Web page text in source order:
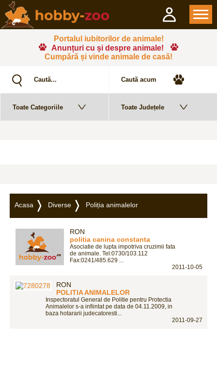
Portalul iubitorilor de animale!
Anunțuri cu și despre animale!
Cumpără și vinde animale de casă!
Acasa Diverse Poliția animalelor
RON
politia canina constanta
Asociatie de lupta impotriva cruzimii fata
de animale. Tel:0730/103.112
Fax:0241/485.629 ...
2011-10-05
RON
POLITIA ANIMALELOR
Inspectoratul General de Politie pentru Protectia
Animalelor s-a infiintat pe data de 04.11.2009, in
baza hotararii judecatoresti...
2011-09-27